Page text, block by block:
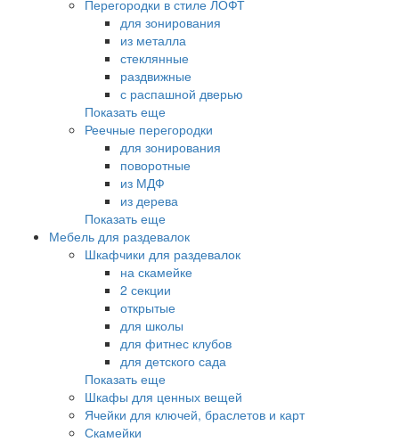
Перегородки в стиле ЛОФТ
для зонирования
из металла
стеклянные
раздвижные
с распашной дверью
Показать еще
Реечные перегородки
для зонирования
поворотные
из МДФ
из дерева
Показать еще
Мебель для раздевалок
Шкафчики для раздевалок
на скамейке
2 секции
открытые
для школы
для фитнес клубов
для детского сада
Показать еще
Шкафы для ценных вещей
Ячейки для ключей, браслетов и карт
Скамейки